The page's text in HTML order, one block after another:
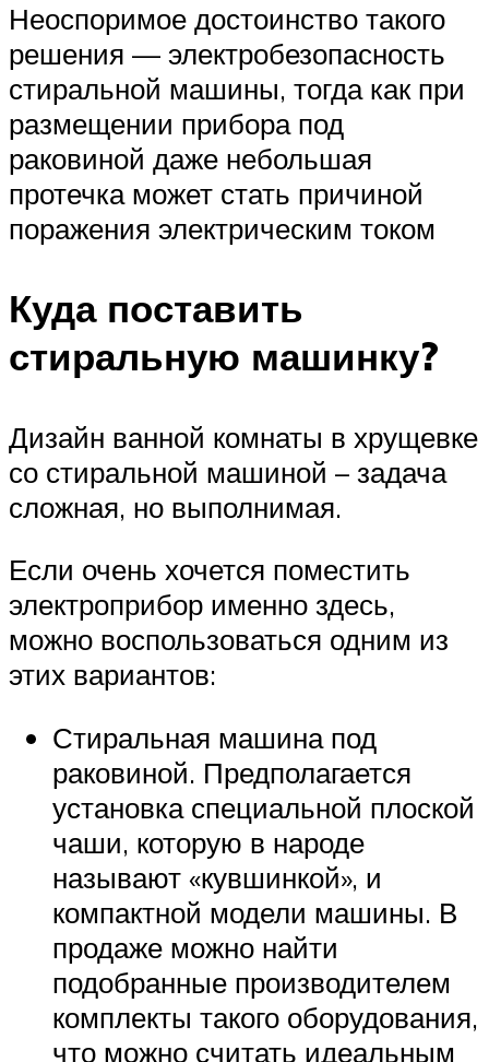
Неоспоримое достоинство такого
решения — электробезопасность
стиральной машины, тогда как при
размещении прибора под
раковиной даже небольшая
протечка может стать причиной
поражения электрическим током
Куда поставить
стиральную машинку?
Дизайн ванной комнаты в хрущевке
со стиральной машиной – задача
сложная, но выполнимая.
Если очень хочется поместить
электроприбор именно здесь,
можно воспользоваться одним из
этих вариантов:
Стиральная машина под
раковиной. Предполагается
установка специальной плоской
чаши, которую в народе
называют «кувшинкой», и
компактной модели машины. В
продаже можно найти
подобранные производителем
комплекты такого оборудования,
что можно считать идеальным